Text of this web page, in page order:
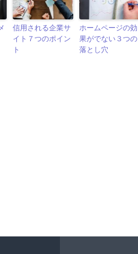
信用される企業サ
イト７つのポイン
ト
ホームページの効
果がでない３つの
落とし穴